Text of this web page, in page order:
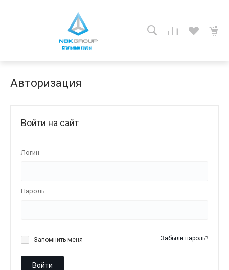
Авторизация
Войти на сайт
Логин
Пароль
Запомнить меня Забыли пароль?
Войти